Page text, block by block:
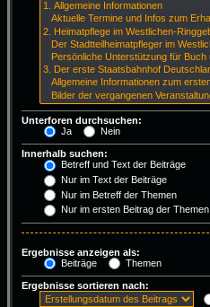
Unterforen durchsuchen:
Ja
Nein
Innerhalb suchen:
Betreff und Text der Beiträge
Nur im Text der Beiträge
Nur im Betreff der Themen
Nur im ersten Beitrag der Themen
Ergebnisse anzeigen als:
Beiträge
Themen
Ergebnisse sortieren nach: